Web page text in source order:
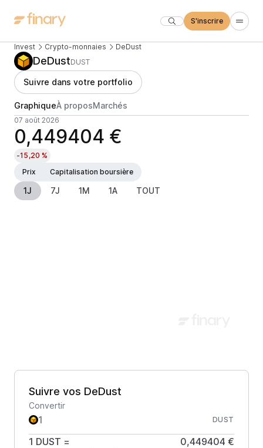
S'inscrire
Invest Crypto-monnaies DeDust
DeDustDUST
Suivre dans votre portfolio
GraphiqueÀ proposMarchés
07 août 2026
0,449404 €
-15,20 %
Prix
Capitalisation boursière
1J 7J 1M 1A TOUT
Suivre vos DeDust
Convertir
DUST
1 DUST = 0,449404 €